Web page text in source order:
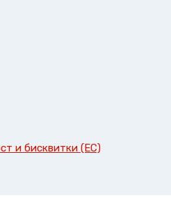
и бисквитки (ЕС)